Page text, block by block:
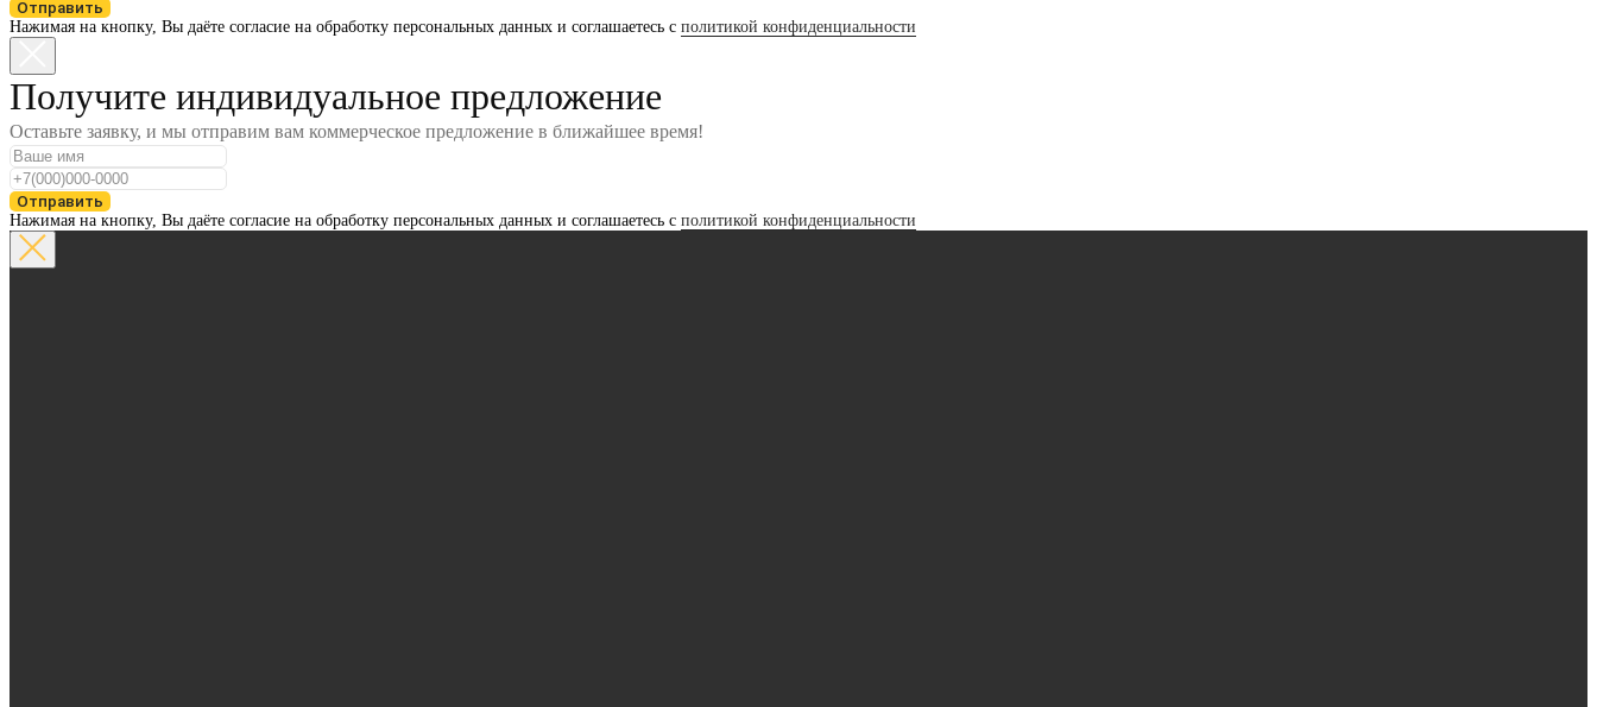
Отправить
Нажимая на кнопку, Вы даёте согласие на обработку персональных данных и соглашаетесь с политикой конфиденциальности
Получите индивидуальное предложение
Оставьте заявку, и мы отправим вам коммерческое предложение в ближайшее время!
Отправить
Нажимая на кнопку, Вы даёте согласие на обработку персональных данных и соглашаетесь с политикой конфиденциальности